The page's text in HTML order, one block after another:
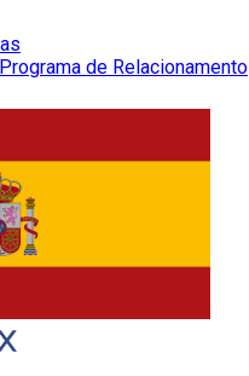
de Relacionamento